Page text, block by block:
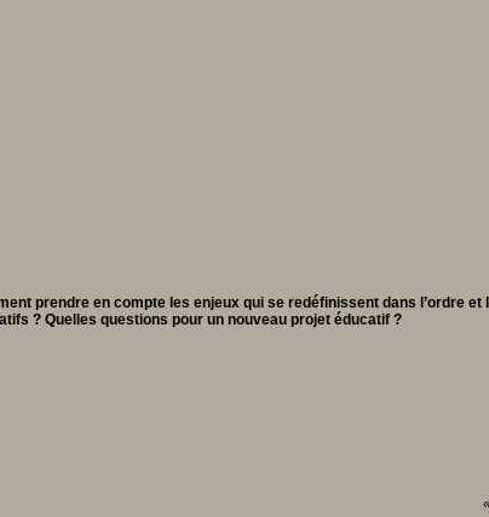
prendre en compte les enjeux qui se redéfinissent dans l’ordre
? Quelles questions pour un nouveau projet éducatif ?